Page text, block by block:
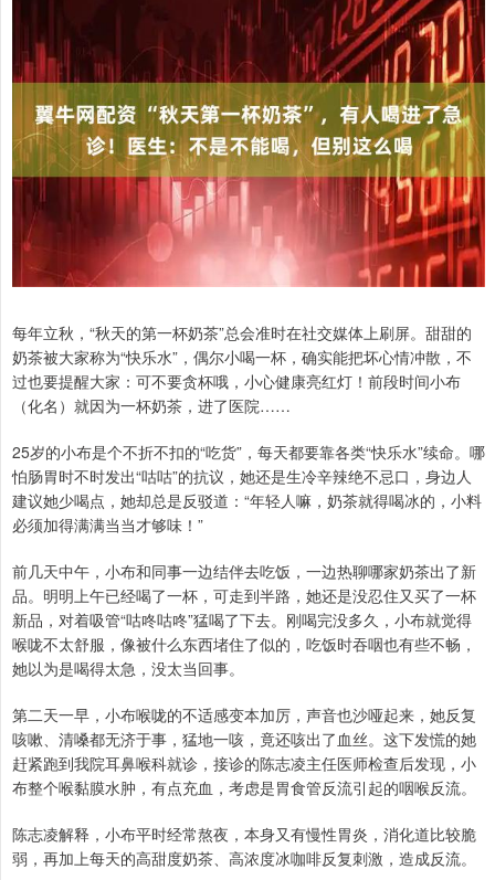
每年立秋，“秋天的第一杯奶茶”总会准时在社交媒体上刷屏。甜甜的
奶茶被大家称为“快乐水”，偶尔小喝一杯，确实能把坏心情冲散，不
过也要提醒大家：可不要贪杯哦，小心健康亮红灯！前段时间小布
（化名）就因为一杯奶茶，进了医院……
25岁的小布是个不折不扣的“吃货”，每天都要靠各类“快乐水”续命。哪
怕肠胃时不时发出“咕咕”的抗议，她还是生冷辛辣绝不忌口，身边人
建议她少喝点，她却总是反驳道：“年轻人嘛，奶茶就得喝冰的，小料
必须加得满满当当才够味！”
前几天中午，小布和同事一边结伴去吃饭，一边热聊哪家奶茶出了新
品。明明上午已经喝了一杯，可走到半路，她还是没忍住又买了一杯
新品，对着吸管“咕咚咕咚”猛喝了下去。刚喝完没多久，小布就觉得
喉咙不太舒服，像被什么东西堵住了似的，吃饭时吞咽也有些不畅，
她以为是喝得太急，没太当回事。
第二天一早，小布喉咙的不适感变本加厉，声音也沙哑起来，她反复
咳嗽、清嗓都无济于事，猛地一咳，竟还咳出了血丝。这下发慌的她
赶紧跑到我院耳鼻喉科就诊，接诊的陈志凌主任医师检查后发现，小
布整个喉黏膜水肿，有点充血，考虑是胃食管反流引起的咽喉反流。
陈志凌解释，小布平时经常熬夜，本身又有慢性胃炎，消化道比较脆
弱，再加上每天的高甜度奶茶、高浓度冰咖啡反复刺激，造成反流。